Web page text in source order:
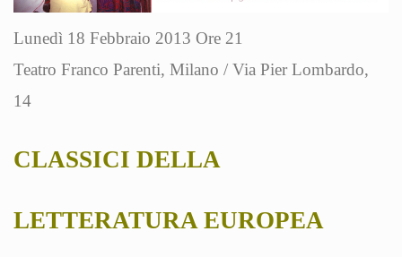
Lunedì 18 Febbraio 2013 Ore 21
Teatro Franco Parenti, Milano / Via Pier Lombardo,
14
CLASSICI DELLA
LETTERATURA EUROPEA